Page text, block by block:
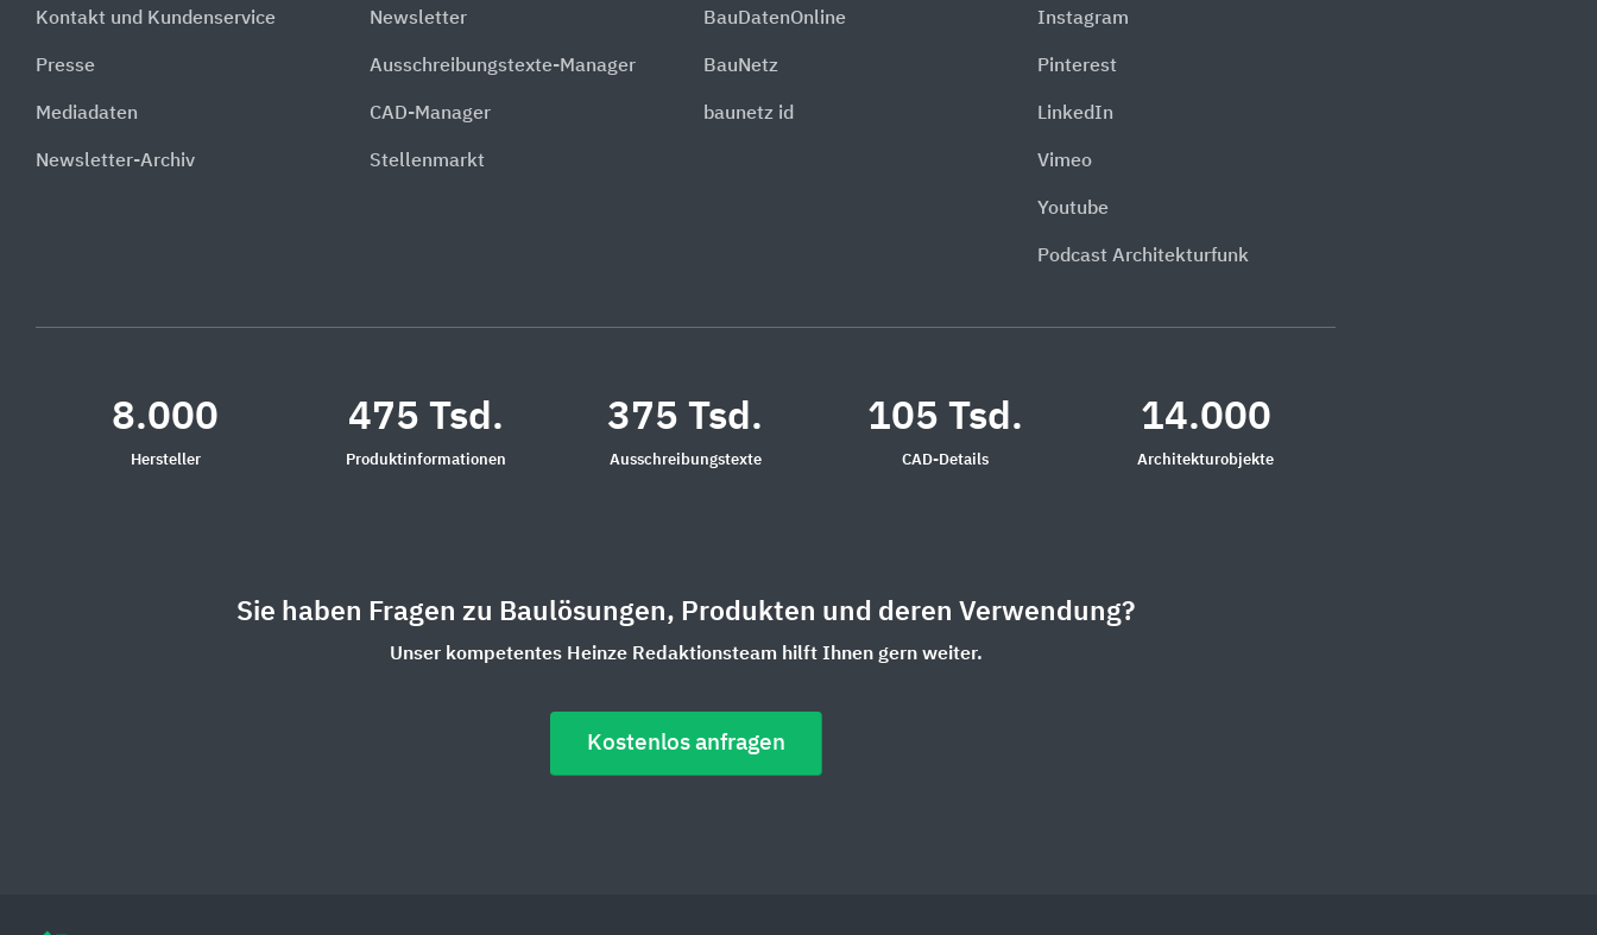
Kontakt und Kundenservice
Presse
Mediadaten
Newsletter-Archiv
Newsletter
Ausschreibungstexte-Manager
CAD-Manager
Stellenmarkt
BauDatenOnline
BauNetz
baunetz id
Instagram
Pinterest
LinkedIn
Vimeo
Youtube
Podcast Architekturfunk
8.000
Hersteller
475 Tsd.
Produktinformationen
375 Tsd.
Ausschreibungstexte
105 Tsd.
CAD-Details
14.000
Architekturobjekte
Sie haben Fragen zu Baulösungen, Produkten und deren Verwendung?
Unser kompetentes Heinze Redaktionsteam hilft Ihnen gern weiter.
Kostenlos anfragen